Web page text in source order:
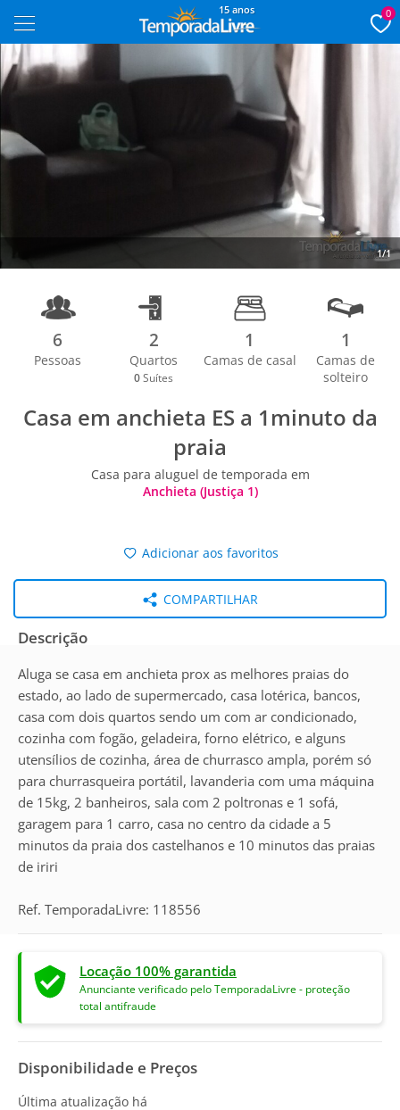
15 anos 0
1/1
6
Pessoas
2
Quartos
0 Suítes
1
Camas de casal
1
Camas de
solteiro
Casa em anchieta ES a 1minuto da
praia
Casa para aluguel de temporada em
Anchieta (Justiça 1)
Adicionar aos favoritos
COMPARTILHAR
Descrição
Aluga se casa em anchieta prox as melhores praias do
estado, ao lado de supermercado, casa lotérica, bancos,
casa com dois quartos sendo um com ar condicionado,
cozinha com fogão, geladeira, forno elétrico, e alguns
utensílios de cozinha, área de churrasco ampla, porém só
para churrasqueira portátil, lavanderia com uma máquina
de 15kg, 2 banheiros, sala com 2 poltronas e 1 sofá,
garagem para 1 carro, casa no centro da cidade a 5
minutos da praia dos castelhanos e 10 minutos das praias
de iriri
Ref. TemporadaLivre: 118556
Locação 100% garantida
Anunciante verificado pelo TemporadaLivre - proteção
total antifraude
Disponibilidade e Preços
Última atualização há